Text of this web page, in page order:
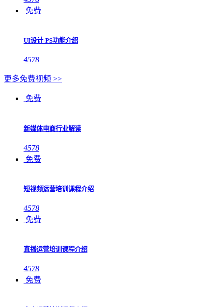
免费
UI设计-PS功能介绍
4578
更多免费视频 >>
免费
新媒体电商行业解读
4578
免费
短视频运营培训课程介绍
4578
免费
直播运营培训课程介绍
4578
免费